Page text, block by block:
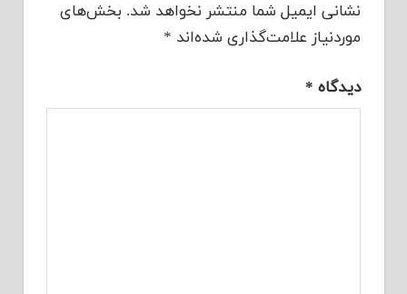
نشانی ایمیل شما منتشر نخواهد شد. بخش‌های
موردنیاز علامت‌گذاری شده‌اند *
دیدگاه *